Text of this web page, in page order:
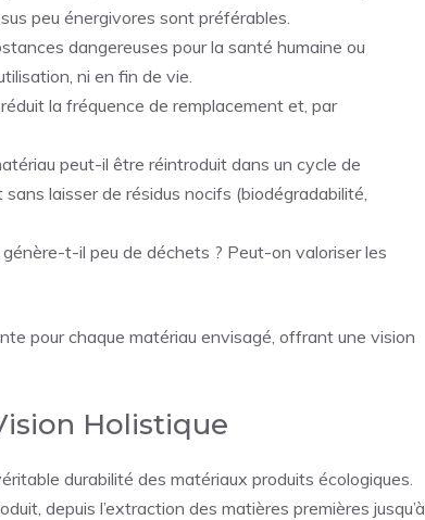
peu énergivores sont préférables.
dangereuses pour la santé humaine ou
ni en fin de vie.
la fréquence de remplacement et, par
peut-il être réintroduit dans un cycle de
laisser de résidus nocifs (biodégradabilité,
t-il peu de déchets ? Peut-on valoriser les
pour chaque matériau envisagé, offrant une vision
Holistique
durabilité des matériaux produits écologiques.
depuis l’extraction des matières premières jusqu’à